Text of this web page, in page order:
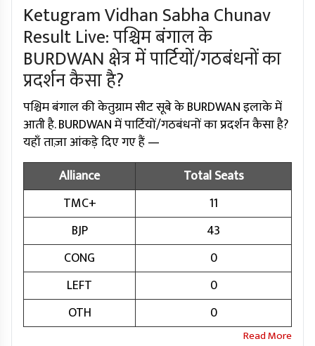
Ketugram Vidhan Sabha Chunav
Result Live: पश्चिम बंगाल के
BURDWAN क्षेत्र में पार्टियों/गठबंधनों का
प्रदर्शन कैसा है?
पश्चिम बंगाल की केतुग्राम सीट सूबे के BURDWAN इलाके में
आती है. BURDWAN में पार्टियों/गठबंधनों का प्रदर्शन कैसा है?
यहाँ ताज़ा आंकड़े दिए गए हैं —
Alliance
Total Seats
TMC+
11
BJP
43
CONG
0
LEFT
0
OTH
0